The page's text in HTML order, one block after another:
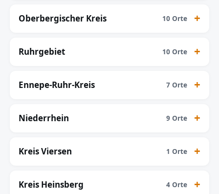
Oberbergischer Kreis 10 Orte
Ruhrgebiet 10 Orte
Ennepe-Ruhr-Kreis 7 Orte
Niederrhein 9 Orte
Kreis Viersen 1 Orte
Kreis Heinsberg 4 Orte